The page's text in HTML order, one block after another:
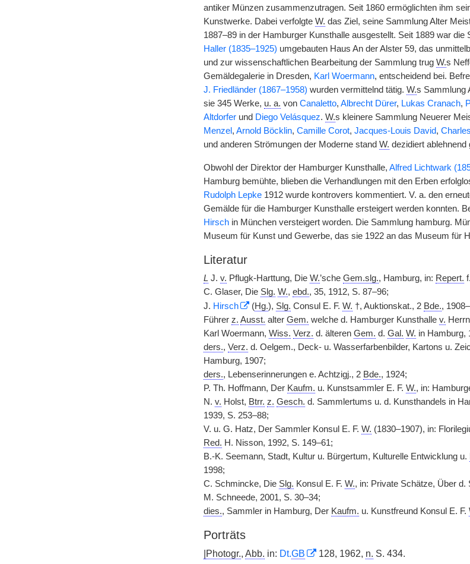
antiker Münzen zusammenzutragen. Seit 1860 ermöglichten ihm
Kunstwerke. Dabei verfolgte W. das Ziel, seine Sammlung Alter
1887–89 in der Hamburger Kunsthalle ausgestellt. Seit 1889 war
Haller (1835–1925) umgebauten Haus An der Alster 59, das
und zur wissenschaftlichen Bearbeitung der Sammlung trug W.s
Gemäldegalerie in Dresden, Karl Woermann, entscheidend bei.
J. Friedländer (1867–1958) wurden vermittelnd tätig. W.s Sammlung
sie 345 Werke, u. a. von Canaletto, Albrecht Dürer, Lukas Cranach,
Altdorferund Diego Velásquez. W.s kleinere Sammlung Neuerer
Menzel , Arnold Böcklin, Camille Corot, Jacques-Louis David,
und anderen Strömungen der Moderne stand W. dezidiert ablehnend
Obwohl der Direktor der Hamburger Kunsthalle, Alfred Lichtwark
Hamburg bemühte, blieben die Verhandlungen mit den Erben
Rudolph Lepke1912 wurde kontrovers kommentiert. V. a. den
Gemälde für die Hamburger Kunsthalle ersteigert werden konnten.
Hirschin München versteigert worden. Die Sammlung hamburg.
Museum für Kunst und Gewerbe, das sie 1922 an das Museum für
Literatur
L J. v. Pflugk-Harttung, Die W.’sche Gem.slg., Hamburg, in: Repert. f.
C. Glaser, Die Slg. W., ebd., 35, 1912, S. 87–96;
J. Hirsch (Hg.), Slg. Consul E. F. W. †, Auktionskat., 2 Bde.,
Führer z. Ausst. alter Gem. welche d. Hamburger Kunsthalle v.
Karl Woermann, Wiss. Verz. d. älteren Gem. d. Gal. W. in Hamburg,
ders., Verz. d. Oelgem., Deck- u. Wasserfarbenbilder, Kartons u.
Hamburg, 1907;
ders., Lebenserinnerungen e. Achtzigj., 2 Bde., 1924;
P. Th. Hoffmann, Der Kaufm. u. Kunstsammler E. F. W., in:
N. v. Holst, Btrr. z. Gesch. d. Sammlertums u. d. Kunsthandels in
1939, S. 253–88;
V. u. G. Hatz, Der Sammler Konsul E. F. W. (1830–1907), in:
Red. H. Nisson, 1992, S. 149–61;
B.-K. Seemann, Stadt, Kultur u. Bürgertum, Kulturelle Entwicklung u.
1998;
C. Schmincke, Die Slg. Konsul E. F. W., in: Private Schätze, Über d.
M. Schneede, 2001, S. 30–34;
dies., Sammler in Hamburg, Der Kaufm. u. Kunstfreund Konsul E. F.
Porträts
Photogr., Abb. in: Dt.GB 128, 1962, n. S. 434.